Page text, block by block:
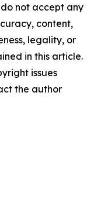
not accept any
content,
legality, or
in this article.
issues
the author